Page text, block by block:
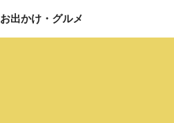
お出かけ・グルメ